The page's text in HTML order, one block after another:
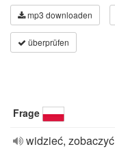
mp3 downloaden
überprüfen
Frage
widzieć, zobaczyć